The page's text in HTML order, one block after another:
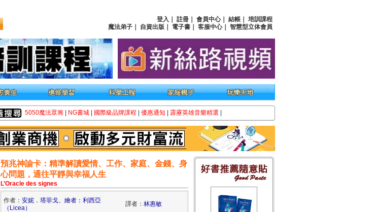
登入 註冊 會員中心｜ 結帳
培訓課程
魔法弟子
自資出版 電子書 客服中心｜ 智慧型立体會員
5050魔法眾籌 NG書城 國際級品牌課程 優惠通知 霹靂英雄音樂精選
預兆神諭卡：精準解讀愛情、工作、家庭、金錢、身
心問題，通往平靜與幸福人生
L’Oracle des signes
作者： 安妮．塔菲戈、繪者：利西亞
（Licea）
譯者： 林惠敏